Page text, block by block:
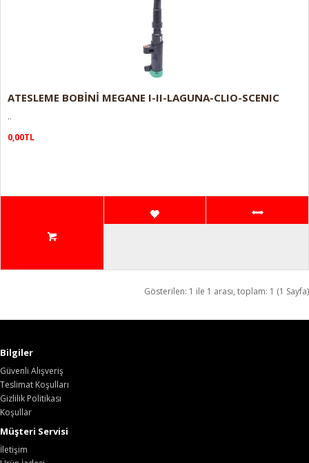
ATESLEME BOBİNİ MEGANE I-II-LAGUNA-CLIO-SCENIC
..
0,00TL
Gösterilen: 1 ile 1 arası, toplam: 1 (1 Sayfa)
Bilgiler
Güvenli Alışveriş
Teslimat Koşulları
Gizlilik Politikası
Koşullar
Müşteri Servisi
İletişim